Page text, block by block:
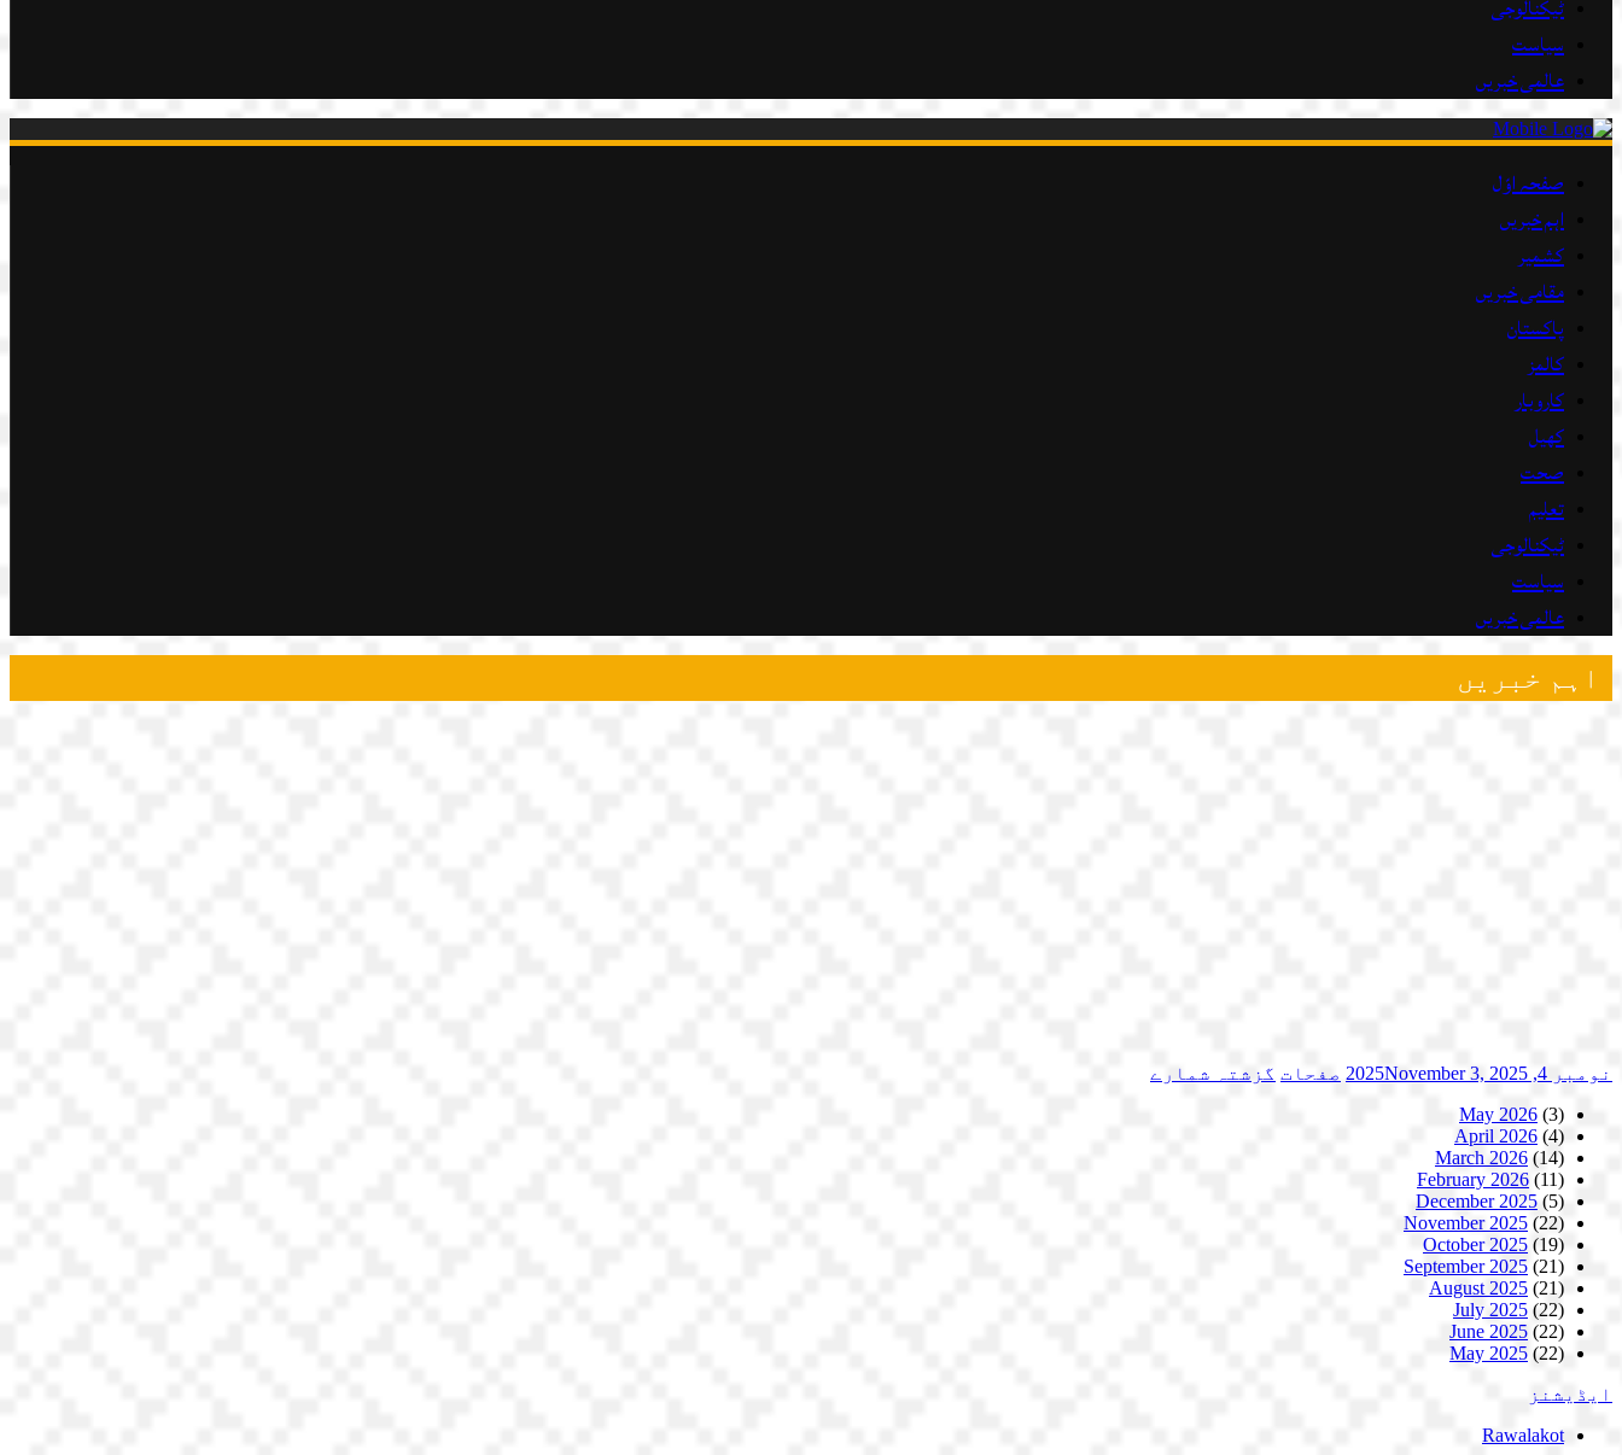
ٹیکنالوجی
سیاست
عالمی خبریں
صفحہ اوّل
اہم خبریں
کشمیر
مقامی خبریں
پاکستان
کالمز
کاروبار
کھیل
صحت
تعلیم
ٹیکنالوجی
سیاست
عالمی خبریں
اہم خبریں
نومبر 4, 2025 November 3, 2025 صفحات گزشتہ شمارے
May 2026 (3)
April 2026 (4)
March 2026 (14)
February 2026 (11)
December 2025 (5)
November 2025 (22)
October 2025 (19)
September 2025 (21)
August 2025 (21)
July 2025 (22)
June 2025 (22)
May 2025 (22)
ایڈیشنز
Rawalakot